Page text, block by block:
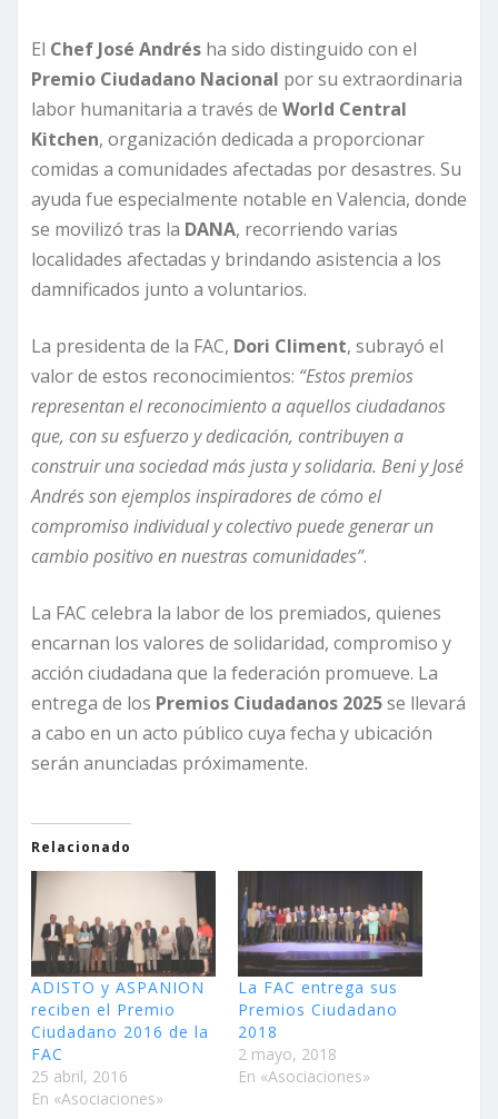
El Chef José Andrés ha sido distinguido con el
Premio Ciudadano Nacional por su extraordinaria
labor humanitaria a través de World Central
Kitchen, organización dedicada a proporcionar
comidas a comunidades afectadas por desastres. Su
ayuda fue especialmente notable en Valencia, donde
se movilizó tras la DANA, recorriendo varias
localidades afectadas y brindando asistencia a los
damnificados junto a voluntarios.
La presidenta de la FAC, Dori Climent, subrayó el
valor de estos reconocimientos: “Estos premios
representan el reconocimiento a aquellos ciudadanos
que, con su esfuerzo y dedicación, contribuyen a
construir una sociedad más justa y solidaria. Beni y José
Andrés son ejemplos inspiradores de cómo el
compromiso individual y colectivo puede generar un
cambio positivo en nuestras comunidades”.
La FAC celebra la labor de los premiados, quienes
encarnan los valores de solidaridad, compromiso y
acción ciudadana que la federación promueve. La
entrega de los Premios Ciudadanos 2025se llevará
a cabo en un acto público cuya fecha y ubicación
serán anunciadas próximamente.
Relacionado
ADISTO y ASPANION
reciben el Premio
Ciudadano 2016 de la
FAC
25 abril, 2016
En «Asociaciones»
La FAC entrega sus
Premios Ciudadano
2018
2 mayo, 2018
En «Asociaciones»